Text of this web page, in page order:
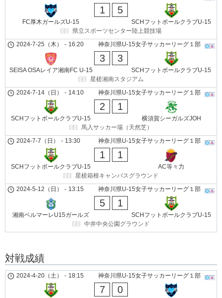
FC厚木ガールズU-15
1 5
SCHフットボールクラブU-15
県立スポーツセンター陸上競技場
神奈川県U-15女子サッカーリーグ１部
2024-7-25（木） - 16:20
SEISA OSAレイア湘南FC U-15
3 3
SCHフットボールクラブU-15
星槎湘南スタジアム
神奈川県U-15女子サッカーリーグ１部
2024-7-14（日） - 14:10
SCHフットボールクラブU-15
2 1
横須賀シーガルズJOH
馬入サッカー場（天然芝）
神奈川県U-15女子サッカーリーグ１部
2024-7-7（日） - 13:30
SCHフットボールクラブU-15
1 1
AC等々力
星槎箱根キャンパスグラウンド
神奈川県U-15女子サッカーリーグ１部
2024-5-12（日） - 13:15
湘南ベルマーレU15ガールズ
5 1
SCHフットボールクラブU-15
中井中央公園グラウンド
対戦成績
神奈川県U-15女子サッカーリーグ１部
2024-4-20（土） - 18:15
7 0